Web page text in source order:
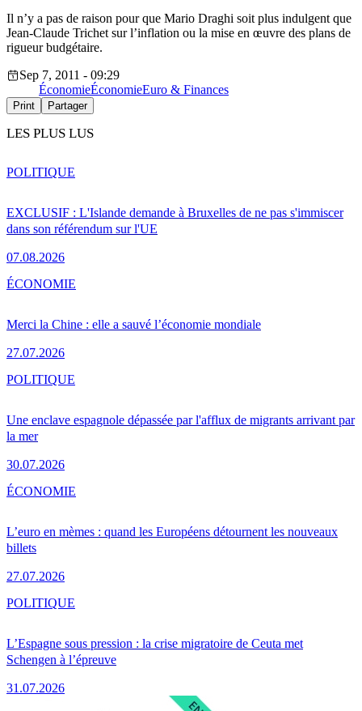
Il n’y a pas de raison pour que Mario Draghi soit plus indulgent que
Jean-Claude Trichet sur l’inflation ou la mise en œuvre des plans de
rigueur budgétaire.
Sep 7, 2011 - 09:29
ÉconomieÉconomieEuro & Finances
Print Partager
LES PLUS LUS
EXCLUSIF : L'Islande demande à Bruxelles de ne pas s'immiscer
dans son référendum sur l'UE
07.08.2026
POLITIQUE
Merci la Chine : elle a sauvé l’économie mondiale
27.07.2026
ÉCONOMIE
Une enclave espagnole dépassée par l'afflux de migrants arrivant par
la mer
30.07.2026
POLITIQUE
L’euro en mèmes : quand les Européens détournent les nouveaux
billets
27.07.2026
ÉCONOMIE
L’Espagne sous pression : la crise migratoire de Ceuta met
Schengen à l’épreuve
31.07.2026
POLITIQUE